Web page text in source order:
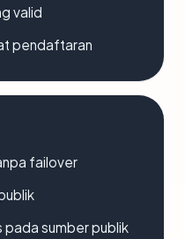
valid
pendaftaran
failover
sumber publik